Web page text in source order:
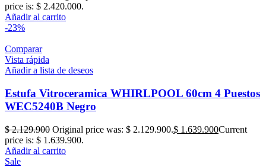
price is: $ 2.420.000.
Añadir al carrito
-23%
Comparar
Vista rápida
Añadir a lista de deseos
Estufa Vitroceramica WHIRLPOOL 60cm 4 Puestos
WEC5240B Negro
$2.129.900 Original price was: $ 2.129.900.$ 1.639.900Current
price is: $ 1.639.900.
Añadir al carrito
Sale